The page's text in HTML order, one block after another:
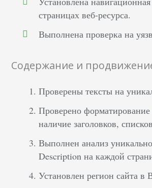
страницах веб-ресурса.
Выполнена проверка на
Содержание и
Проверены тексты на
Проверено форматирование
наличие заголовков,
Выполнен анализ
Description на каждой
Установлен регион сайта в